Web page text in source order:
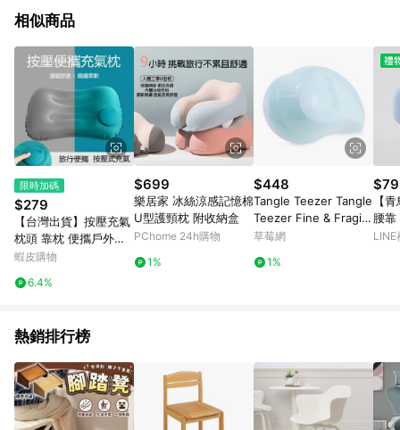
隸屬於蝦皮商城，點數回饋請依照「蝦皮超市」商店頁為主。 6.
主。 7. 點數回饋將依照蝦皮提供扣除折價券、運費與蝦幣後之最
終金額進行計算。 8. 同一商品品項(即便不同尺寸規格)，皆會計
入同一筆返點上限進行計算 9. 用戶需於同一瀏覽器進行交易（若
自動跳轉 APP，請在 APP交易）。 10. 若使用不同物流或付款方
式，將拆分成不同筆訂單編號發送通知。 11. 若使用折價券折抵，
可能會有攤提折抵導致訂單金額些微落差 12. 蝦皮會將LINE的導
購跳轉紀錄與蝦皮的會員ID進行綁定，若後續七天內未透過其他
媒體來源導入蝦皮官網，則七天內於該蝦皮帳號下訂的首筆訂單
會被蝦皮認列為該LINE用戶導購跳轉時所成立之訂單。 13. 若同
一用戶使用一個以上蝦皮帳號透過LINE購物進行導購，將可能導
致無法收到導購通知，亦可能無法收到點數，再請留意。 14. 請
注意以下行為將可能導致無法取得 LINE POINTS 點數回饋資格：
使用非指定之途徑及方式完成交易，或經由蝦皮系統判斷點擊路
徑不符合回饋資格或規則者。 15. 若有贈點爭議，請務必於訂單
LINE購物訂單紀錄已呈現：「非本次前往蝦皮商店之品項，不符
合回饋資格」，則不受理此案件。 [注意事項] 1.如導購途中用戶
由網頁版(電腦版/手機版網頁)切換為 App 會造成追蹤中斷而無法
進行 LINE POINTS 回饋 2.若購買過程中關閉蝦皮APP，則需重
新透過LINE購物前往蝦皮商城，否則無法進行LINE POINTS 回
饋。 / 3.如用戶先前往蝦皮商城將商品加入購物車，後續透過
相似商品
限時加碼
$279
【台灣出貨】按壓充氣
枕頭 靠枕 便攜戶外旅
行枕頭 腰靠枕 護頸枕
長途坐飛機旅行靠枕 按
蝦皮購物
6.4%
$699
樂居家 冰絲涼感記憶棉
U型護頸枕 附收納盒
PChome 24h購物
1%
$448
Tangle Teezer Tangle
Teezer Fine & Fragile
順髮梳 - # Mint Violet
草莓網
1%
【
腰靠
禮
LINE
熱銷排行榜